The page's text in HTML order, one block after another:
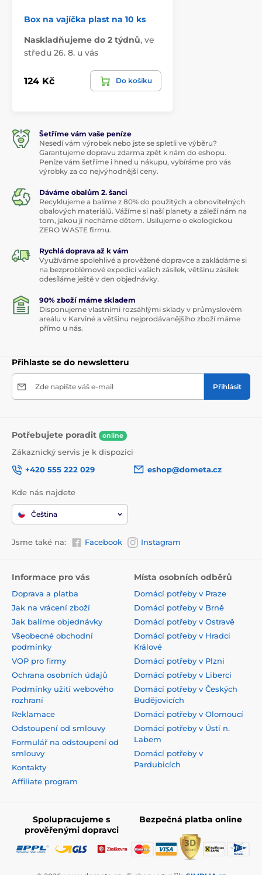
Box na vajíčka plast na 10 ks
Naskladňujeme do 2 týdnů, ve
středu 26. 8. u vás
124 Kč Do košíku
Šetříme vám vaše peníze
Nesedí vám výrobek nebo jste se spletli ve výběru?
Garantujeme dopravu zdarma zpět k nám do eshopu.
Peníze vám šetříme i hned u nákupu, vybíráme pro vás
výrobky za co nejvýhodnější ceny.
Dáváme obalům 2. šanci
Recyklujeme a balíme z 80% do použitých a obnovitelných
obalových materiálů. Vážíme si naší planety a záleží nám na
tom, jakou ji necháme dětem. Usilujeme o ekologickou
ZERO WASTE firmu.
Rychlá doprava až k vám
Využíváme spolehlivé a prověžené dopravce a zakládáme si
na bezproblémové expedici vašich zásilek, většinu zásilek
odesíláme ještě v den objednávky.
90% zboží máme skladem
Disponujeme vlastními rozsáhlými sklady v průmyslovém
areálu v Karviné a většinu nejprodávanějšího zboží máme
přímo u nás.
Přihlaste se do newsletteru
Zde napište váš e-mail Přihlásit
Potřebujete poradit online
Zákaznický servis je k dispozici
+420 555 222 029
eshop@dometa.cz
Kde nás najdete
Čeština
Jsme také na: Facebook Instagram
Informace pro vás
Doprava a platba
Jak na vrácení zboží
Jak balíme objednávky
Všeobecné obchodní
podmínky
VOP pro firmy
Ochrana osobních údajů
Podmínky užití webového
rozhraní
Reklamace
Odstoupení od smlouvy
Formulář na odstoupení od
smlouvy
Kontakty
Affiliate program
Místa osobních odběrů
Domácí potřeby v Praze
Domácí potřeby v Brně
Domácí potřeby v Ostravě
Domácí potřeby v Hradci
Králové
Domácí potřeby v Plzni
Domácí potřeby v Liberci
Domácí potřeby v Českých
Budějovicích
Domácí potřeby v Olomoucí
Domácí potřeby v Ústí n.
Labem
Domácí potřeby v
Pardubicích
Spolupracujeme s
prověřenými dopravci
Bezpečná platba online